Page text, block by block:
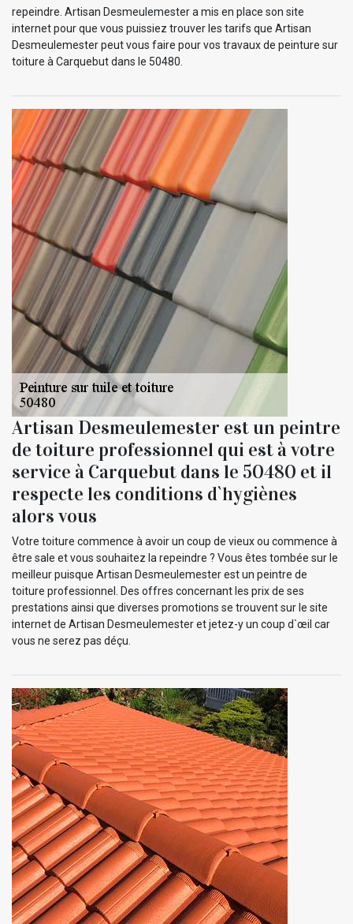
repeindre. Artisan Desmeulemester a mis en place son site
internet pour que vous puissiez trouver les tarifs que Artisan
Desmeulemester peut vous faire pour vos travaux de peinture sur
toiture à Carquebut dans le 50480.
Artisan Desmeulemester est un peintre
de toiture professionnel qui est à votre
service à Carquebut dans le 50480 et il
respecte les conditions d`hygiènes
alors vous
Votre toiture commence à avoir un coup de vieux ou commence à
être sale et vous souhaitez la repeindre ? Vous êtes tombée sur le
meilleur puisque Artisan Desmeulemester est un peintre de
toiture professionnel. Des offres concernant les prix de ses
prestations ainsi que diverses promotions se trouvent sur le site
internet de Artisan Desmeulemester et jetez-y un coup d`œil car
vous ne serez pas déçu.